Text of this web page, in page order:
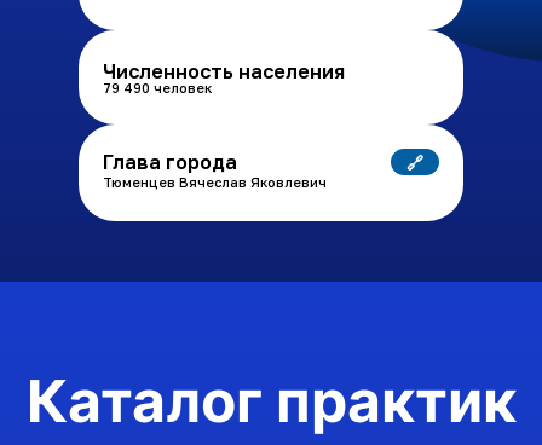
Численность населения
79 490 человек
Глава города 🔗
Тюменцев Вячеслав Яковлевич
Каталог практик